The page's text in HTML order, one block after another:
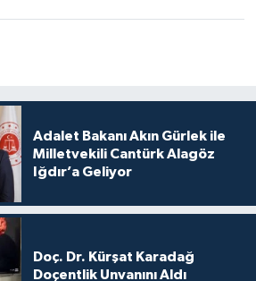
Adalet Bakanı Akın Gürlek ile
Milletvekili Cantürk Alagöz
Iğdır’a Geliyor
Doç. Dr. Kürşat Karadağ
Doçentlik Unvanını Aldı